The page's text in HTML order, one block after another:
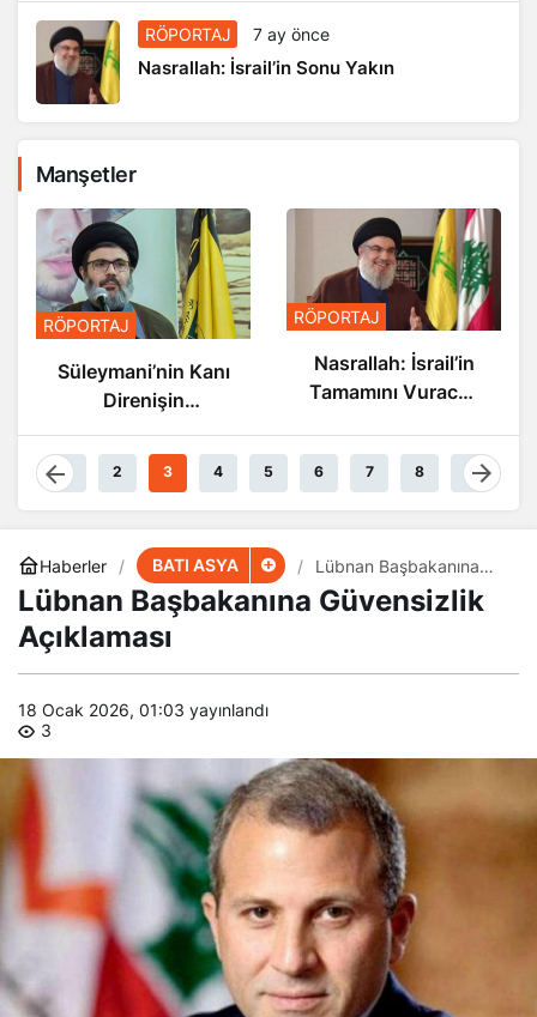
RÖPORTAJ 7 ay önce
Nasrallah: İsrail’in Sonu Yakın
Manşetler
RÖPORTAJ
Süleymani’nin Kanı
Direnişin
Damarlarında
Akıyor
RÖPORTAJ
Nasrallah: İsrail’in
Tamamını Vuracak
1 2 3 4 5 6 7 8 9
Haberler BATI ASYA
Lübnan Başbakanına
Güvensizlik Açıklaması
Lübnan Başbakanına Güvensizlik
Açıklaması
18 Ocak 2026, 01:03 yayınlandı
3